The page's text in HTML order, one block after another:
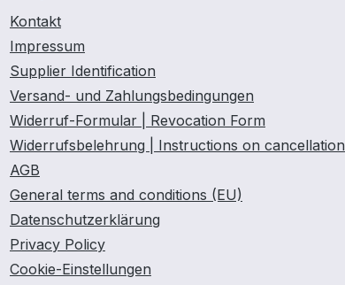
Kontakt
Impressum
Supplier Identification
Versand- und Zahlungsbedingungen
Widerruf-Formular | Revocation Form
Widerrufsbelehrung | Instructions on cancellation
AGB
General terms and conditions (EU)
Datenschutzerklärung
Privacy Policy
Cookie-Einstellungen